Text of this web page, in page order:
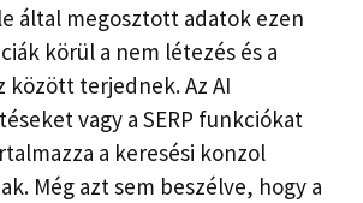
által megosztott adatok ezen
körül a nem létezés és a
között terjednek. Az AI
vagy a SERP funkciókat
a keresési konzol
Még azt sem beszélve, hogy a